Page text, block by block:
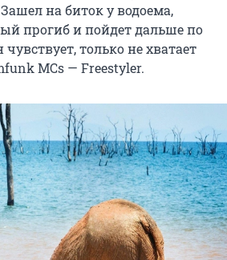
на биток у водоема,
прогиб и пойдет дальше по
только не хватает
MCs — Freestyler.